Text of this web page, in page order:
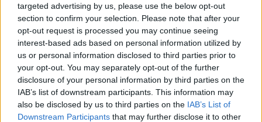
targeted advertising by us, please use the below opt-out
section to confirm your selection. Please note that after your
opt-out request is processed you may continue seeing
interest-based ads based on personal information utilized by
us or personal information disclosed to third parties prior to
your opt-out. You may separately opt-out of the further
disclosure of your personal information by third parties on the
IAB’s list of downstream participants. This information may
also be disclosed by us to third parties on the IAB’s List of
Downstream Participants that may further disclose it to other
Ακολουθήστε το Νewsit.gr στο Google News
και
ενημερωθείτε πρώτοι για όλη την ειδησεογραφία και τα
τελευταία νέατης ημέρας
Πιο δημοφιλή